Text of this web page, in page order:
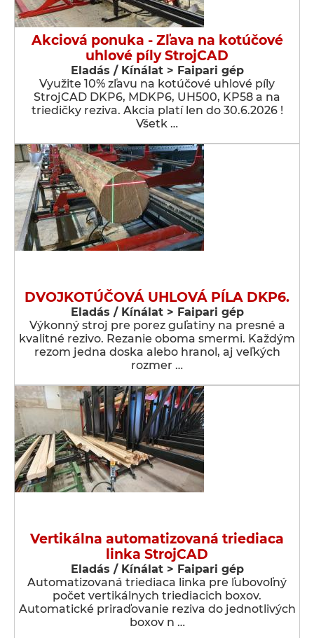
Akciová ponuka - Zľava na kotúčové
uhlové píly StrojCAD
Eladás / Kínálat > Faipari gép
Využite 10% zľavu na kotúčové uhlové píly
StrojCAD DKP6, MDKP6, UH500, KP58 a na
triedičky reziva. Akcia platí len do 30.6.2026 !
Všetk …
DVOJKOTÚČOVÁ UHLOVÁ PÍLA DKP6.
Eladás / Kínálat > Faipari gép
Výkonný stroj pre porez guľatiny na presné a
kvalitné rezivo. Rezanie oboma smermi. Každým
rezom jedna doska alebo hranol, aj veľkých
rozmer …
Vertikálna automatizovaná triediaca
linka StrojCAD
Eladás / Kínálat > Faipari gép
Automatizovaná triediaca linka pre ľubovoľný
počet vertikálnych triediacich boxov.
Automatické priraďovanie reziva do jednotlivých
boxov n …